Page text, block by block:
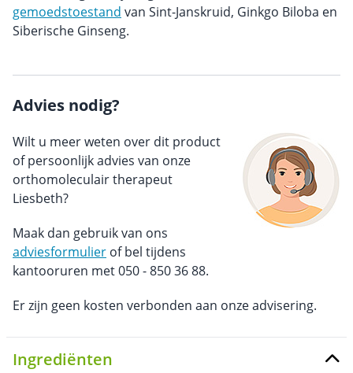
gemoedstoestand van Sint-Janskruid, Ginkgo Biloba en
Siberische Ginseng.
Advies nodig?
Wilt u meer weten over dit product
of persoonlijk advies van onze
orthomoleculair therapeut
Liesbeth?
Maak dan gebruik van ons
adviesformulier of bel tijdens
kantooruren met 050 - 850 36 88.
Er zijn geen kosten verbonden aan onze advisering.
Ingrediënten